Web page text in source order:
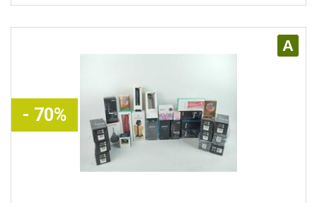
A
- 70%